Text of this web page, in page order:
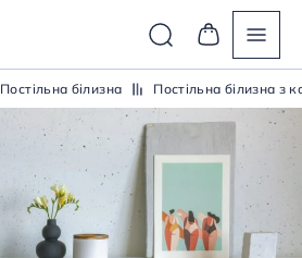
Постiльна бiлизна Постiльна бiлизна з